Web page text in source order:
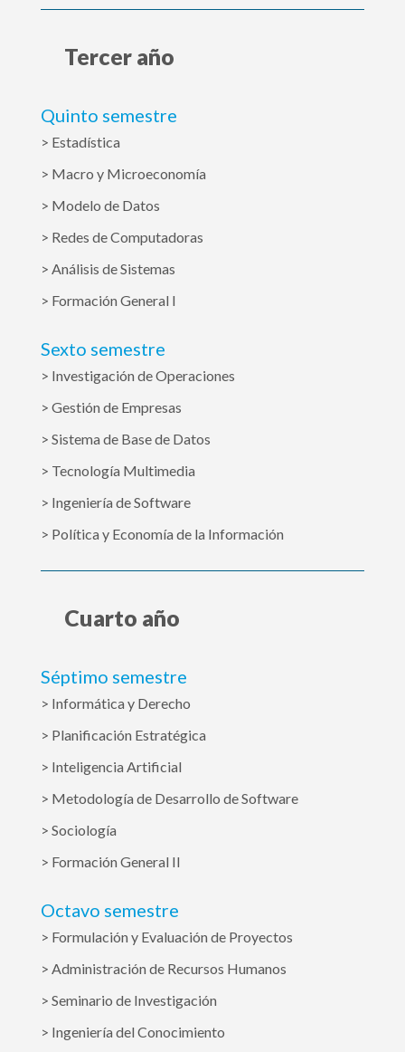
Tercer año
Quinto semestre
> Estadística
> Macro y Microeconomía
> Modelo de Datos
> Redes de Computadoras
> Análisis de Sistemas
> Formación General I
Sexto semestre
> Investigación de Operaciones
> Gestión de Empresas
> Sistema de Base de Datos
> Tecnología Multimedia
> Ingeniería de Software
> Política y Economía de la Información
Cuarto año
Séptimo semestre
> Informática y Derecho
> Planificación Estratégica
> Inteligencia Artificial
> Metodología de Desarrollo de Software
> Sociología
> Formación General II
Octavo semestre
> Formulación y Evaluación de Proyectos
> Administración de Recursos Humanos
> Seminario de Investigación
> Ingeniería del Conocimiento